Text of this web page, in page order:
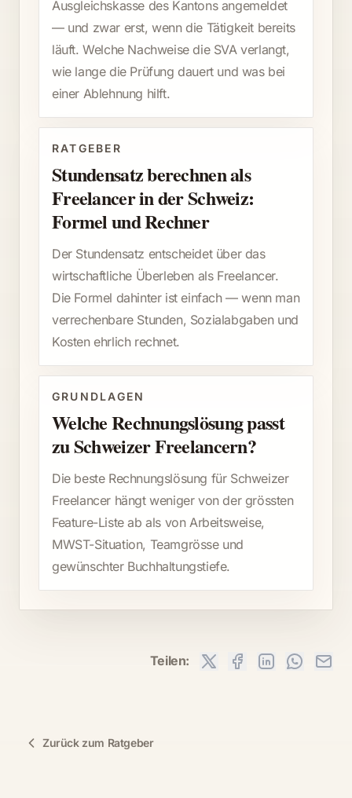
Ausgleichskasse des Kantons angemeldet
— und zwar erst, wenn die Tätigkeit bereits
läuft. Welche Nachweise die SVA verlangt,
wie lange die Prüfung dauert und was bei
einer Ablehnung hilft.
RATGEBER
Stundensatz berechnen als
Freelancer in der Schweiz:
Formel und Rechner
Der Stundensatz entscheidet über das
wirtschaftliche Überleben als Freelancer.
Die Formel dahinter ist einfach — wenn man
verrechenbare Stunden, Sozialabgaben und
Kosten ehrlich rechnet.
GRUNDLAGEN
Welche Rechnungslösung passt
zu Schweizer Freelancern?
Die beste Rechnungslösung für Schweizer
Freelancer hängt weniger von der grössten
Feature-Liste ab als von Arbeitsweise,
MWST-Situation, Teamgrösse und
gewünschter Buchhaltungstiefe.
Teilen:
Zurück zum Ratgeber